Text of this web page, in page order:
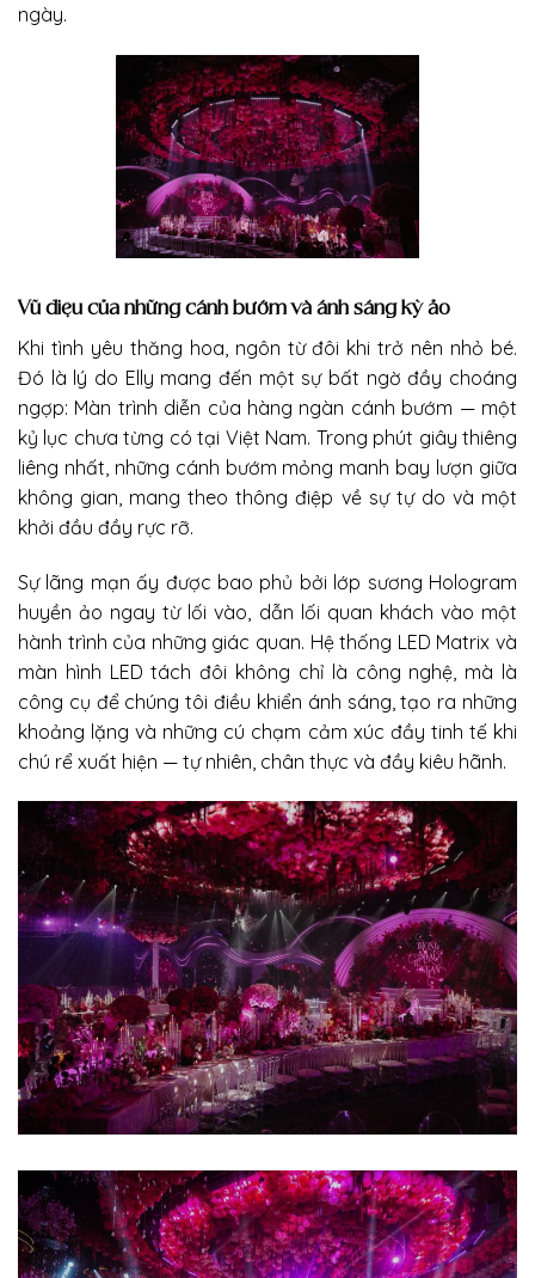
ngày.
Vũ điệu của những cánh bướm và ánh sáng kỳ ảo
Khi tình yêu thăng hoa, ngôn từ đôi khi trở nên nhỏ bé.
Đó là lý do Elly mang đến một sự bất ngờ đầy choáng
ngợp: Màn trình diễn của hàng ngàn cánh bướm — một
kỷ lục chưa từng có tại Việt Nam. Trong phút giây thiêng
liêng nhất, những cánh bướm mỏng manh bay lượn giữa
không gian, mang theo thông điệp về sự tự do và một
khởi đầu đầy rực rỡ.
Sự lãng mạn ấy được bao phủ bởi lớp sương Hologram
huyền ảo ngay từ lối vào, dẫn lối quan khách vào một
hành trình của những giác quan. Hệ thống LED Matrix và
màn hình LED tách đôi không chỉ là công nghệ, mà là
công cụ để chúng tôi điều khiển ánh sáng, tạo ra những
khoảng lặng và những cú chạm cảm xúc đầy tinh tế khi
chú rể xuất hiện — tự nhiên, chân thực và đầy kiêu hãnh.